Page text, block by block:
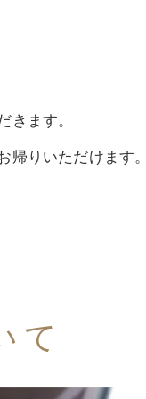
きます。
帰りいただけます
て